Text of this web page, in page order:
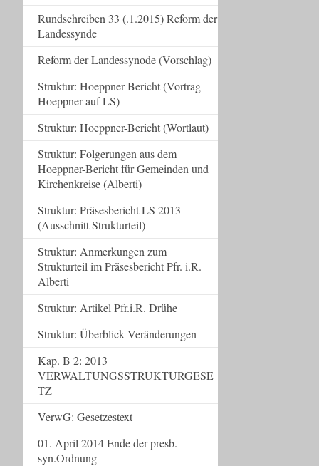
Rundschreiben 33 (.1.2015) Reform der
Landessynde
Reform der Landessynode (Vorschlag)
Struktur: Hoeppner Bericht (Vortrag
Hoeppner auf LS)
Struktur: Hoeppner-Bericht (Wortlaut)
Struktur: Folgerungen aus dem
Hoeppner-Bericht für Gemeinden und
Kirchenkreise (Alberti)
Struktur: Präsesbericht LS 2013
(Ausschnitt Strukturteil)
Struktur: Anmerkungen zum
Strukturteil im Präsesbericht Pfr. i.R.
Alberti
Struktur: Artikel Pfr.i.R. Drühe
Struktur: Überblick Veränderungen
Kap. B 2: 2013
VERWALTUNGSSTRUKTURGESE
TZ
VerwG: Gesetzestext
01. April 2014 Ende der presb.-
syn.Ordnung